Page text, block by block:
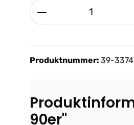
Produkt Anzahl:
Produktnummer: 39-
90er"